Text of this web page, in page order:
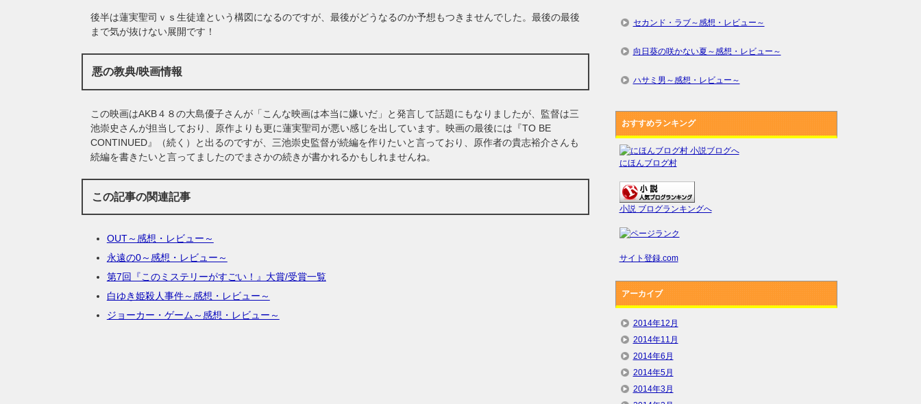
後半は蓮実聖司ｖｓ生徒達という構図になるのですが、最後がどうなるのか予想もつきませんでした。最後の最後
まで気が抜けない展開です！
悪の教典/映画情報
この映画はAKB４８の大島優子さんが「こんな映画は本当に嫌いだ」と発言して話題にもなりましたが、監督は三
池崇史さんが担当しており、原作よりも更に蓮実聖司が悪い感じを出しています。映画の最後には『TO BE
CONTINUED』（続く）と出るのですが、三池崇史監督が続編を作りたいと言っており、原作者の貴志裕介さんも
続編を書きたいと言ってましたのでまさかの続きが書かれるかもしれませんね。
この記事の関連記事
OUT～感想・レビュー～
永遠の0～感想・レビュー～
第7回『このミステリーがすごい！』大賞/受賞一覧
白ゆき姫殺人事件～感想・レビュー～
ジョーカー・ゲーム～感想・レビュー～
セカンド・ラブ～感想・レビュー～
向日葵の咲かない夏～感想・レビュー～
ハサミ男～感想・レビュー～
おすすめランキング
にほんブログ村
小説 ブログランキングへ
サイト登録.com
アーカイブ
2014年12月
2014年11月
2014年6月
2014年5月
2014年3月